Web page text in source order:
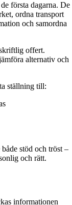
första dagarna. De
ordna transport
och samordna
offert.
alternativ och
ställning till:
stöd och tröst –
och rätt.
informationen